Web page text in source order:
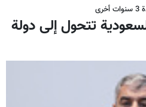
تتحول إلى دولة